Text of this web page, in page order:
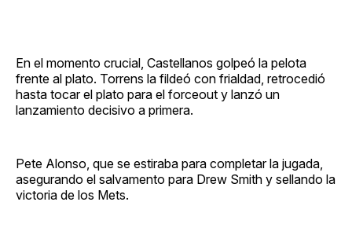
En el momento crucial, Castellanos golpeó la pelota
frente al plato. Torrens la fildeó con frialdad, retrocedió
hasta tocar el plato para el forceout y lanzó un
lanzamiento decisivo a primera.
Pete Alonso, que se estiraba para completar la jugada,
asegurando el salvamento para Drew Smith y sellando la
victoria de los Mets.